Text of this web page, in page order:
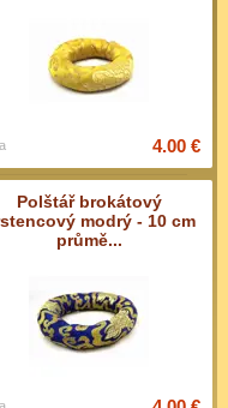
4.00 €
Polštář brokátový
modrý - 10 cm
průmě...